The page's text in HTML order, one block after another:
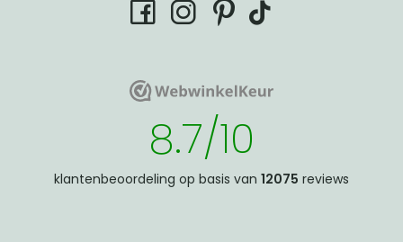
facebookinstagram
pinterest
tiktok
WebwinkelKeurWebwinkelKeur
8.7/10
klantenbeoordeling op basis van 12075 reviews